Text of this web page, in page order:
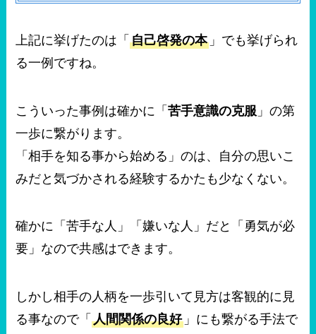
上記に挙げたのは「自己啓発の本 」でも挙げられ
る一例ですね。
こういった事例は確かに「苦手意識の克服 」の第
一歩に繋がります。
「相手を知る事から始める」のは、自分の思いこ
みだと気づかされる経験するかたも少なくない。
確かに「苦手な人」「嫌いな人」だと「勇気が必
要」なので共感はできます。
しかし相手の人柄を一歩引いて見方は客観的に見
る事なので「人間関係の良好 」にも繋がる手法で